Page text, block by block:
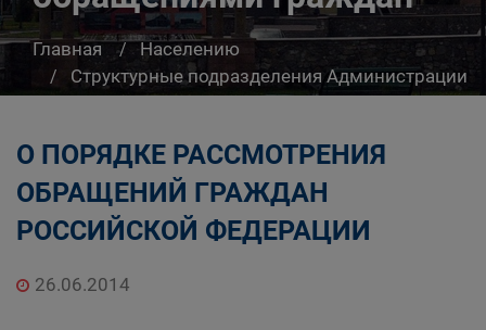
Главная
Населению
Структурные подразделения Администрации
Беловского городского округа
О ПОРЯДКЕ РАССМОТРЕНИЯ
ОБРАЩЕНИЙ ГРАЖДАН
РОССИЙСКОЙ ФЕДЕРАЦИИ
26.06.2014